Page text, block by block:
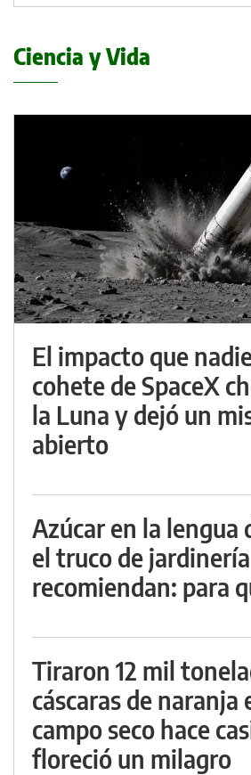
Ciencia y Vida
El impacto que
cohete de SpaceX
la Luna y dejó un
abierto
Azúcar en la lengua
el truco de
recomiendan: para
Tiraron 12 mil
cáscaras de naranja
campo seco hace
floreció un milagro